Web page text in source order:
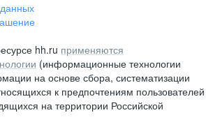
hh.ru применяются
(информационные технологии
на основе сбора, систематизации
к предпочтениям пользователей
на территории Российской